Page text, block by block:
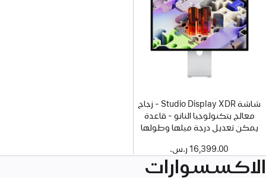
شاشة Studio Display XDR - زجاج
معالج بتكنولوجيا النانو - قاعدة
يمكن تعديل درجة ميلها وطولها
16,399.00 ر.س.‏
الاكسسوارات